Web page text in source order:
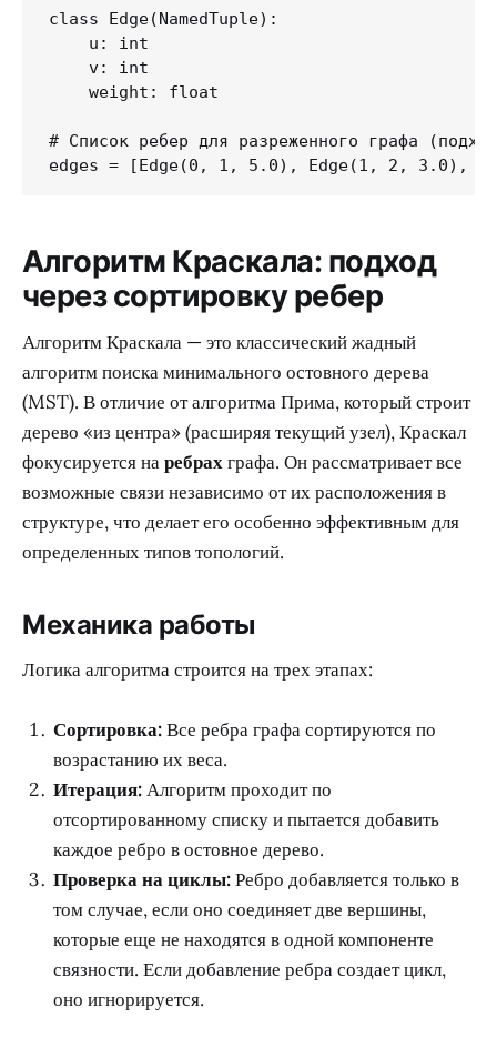
class Edge(NamedTuple):
    u: int
    v: int
    weight: float
# Список ребер для разреженного графа
edges = [Edge(0, 1, 5.0), Edge(1, 2, 3.0),
Алгоритм Краскала: подход
через сортировку ребер
Алгоритм Краскала — это классический жадный
алгоритм поиска минимального остовного дерева
(MST). В отличие от алгоритма Прима, который строит
дерево «из центра» (расширяя текущий узел), Краскал
фокусируется наребрахграфа. Он рассматривает все
возможные связи независимо от их расположения в
структуре, что делает его особенно эффективным для
определенных типов топологий.
Механика работы
Логика алгоритма строится на трех этапах:
Сортировка:Все ребра графа сортируются по
возрастанию их веса.
Итерация:Алгоритм проходит по
отсортированному списку и пытается добавить
каждое ребро в остовное дерево.
Проверка на циклы:Ребро добавляется только в
том случае, если оно соединяет две вершины,
которые еще не находятся в одной компоненте
связности. Если добавление ребра создает цикл,
оно игнорируется.